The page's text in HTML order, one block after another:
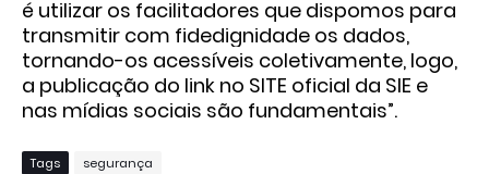
é utilizar os facilitadores que dispomos para
transmitir com fidedignidade os dados,
tornando-os acessíveis coletivamente, logo,
a publicação do link no SITE oficial da SIE e
nas mídias sociais são fundamentais”.
Tags segurança